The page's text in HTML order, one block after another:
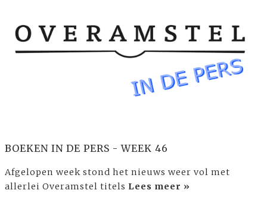
BOEKEN IN DE PERS - WEEK 46
Afgelopen week stond het nieuws weer vol met
allerlei Overamstel titels Lees meer »